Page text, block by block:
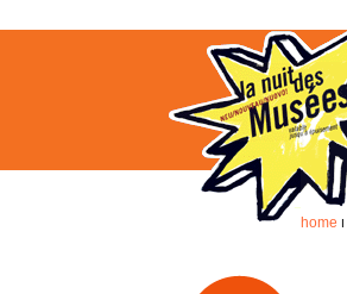
home I